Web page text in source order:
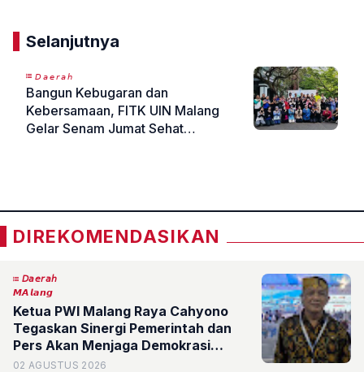
Selanjutnya
𝘋𝘢𝘦𝘳𝘢𝘩
Bangun Kebugaran dan
Kebersamaan, FITK UIN Malang
Gelar Senam Jumat Sehat
DIREKOMENDASIKAN
𝘋𝘢𝘦𝘳𝘢𝘩
𝙈𝘼𝙡𝙖𝙣𝙜
Ketua PWI Malang Raya Cahyono
Tegaskan Sinergi Pemerintah dan
Pers Akan Menjaga Demokrasi
Bangsa
02 AGUSTUS 2026